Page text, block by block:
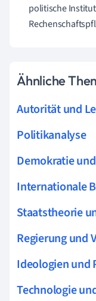
politische
Ähnliche
Autorität und
Politikanalyse
Demokratie
Internationale
Staatstheorie
Regierung und
Ideologien und
Technologie